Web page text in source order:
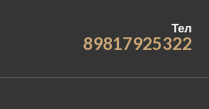
Тел
89817925322